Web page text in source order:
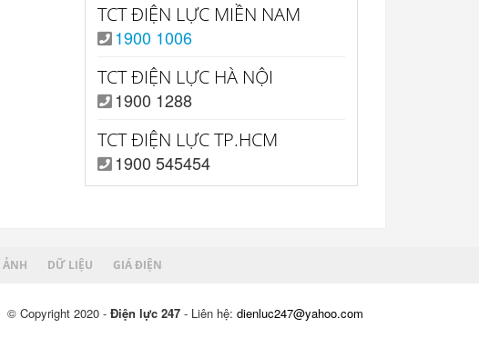
TCT ĐIỆN LỰC MIỀN NAM
1900 1006
TCT ĐIỆN LỰC HÀ NỘI
1900 1288
TCT ĐIỆN LỰC TP.HCM
1900 545454
ẢNH DỮ LIỆU GIÁ ĐIỆN
© Copyright 2020 - Điện lực 247 - Liên hệ: dienluc247@yahoo.com